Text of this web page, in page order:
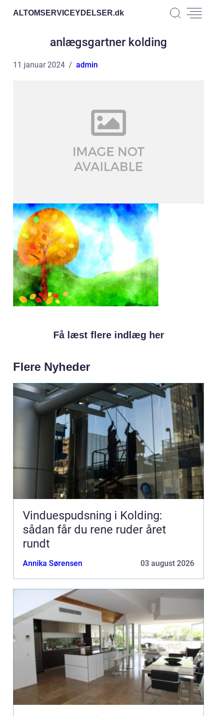
ALTOMSERVICEYDELSER.dk
anlægsgartner kolding
11 januar 2024 admin
Få læst flere indlæg her
Flere Nyheder
Vinduespudsning i Kolding:
sådan får du rene ruder året
rundt
Annika Sørensen 03 august 2026